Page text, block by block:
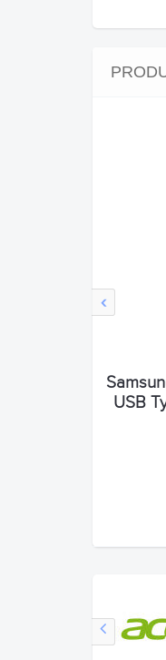
‹
USB